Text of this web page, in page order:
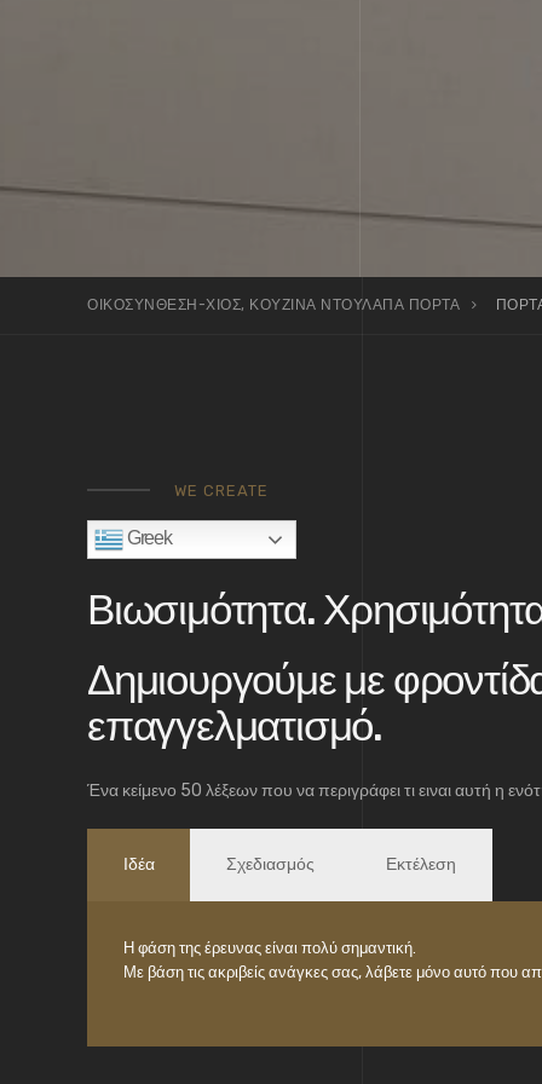
ΟΙΚΟΣΥΝΘΕΣΗ-ΧΙΟΣ, ΚΟΥΖΙΝΑ ΝΤΟΥΛΑΠΑ ΠΟΡΤΑ
WE CREATE
Greek
Βιωσιμότητα.
Δημιουργούμε με
επαγγελματισμό.
Ένα κείμενο 50 λέξεων που να περιγράφει τι ειναι αυτή η
Ιδέα Σχεδιασμός Εκτέλεση
Η φάση της έρευνας είναι πολύ σημαντική.
Με βάση τις ακριβείς ανάγκες σας, λάβετε μόνο αυτό που